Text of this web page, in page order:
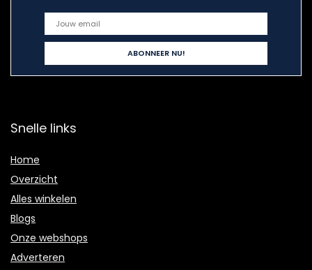
Snelle links
Home
Overzicht
Alles winkelen
Blogs
Onze webshops
Adverteren